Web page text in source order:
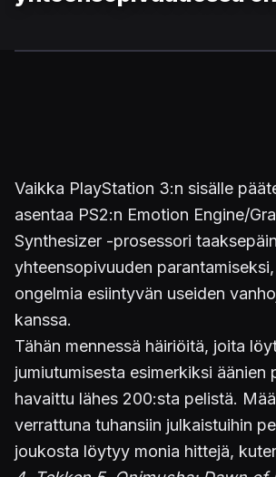
Vaikka PlayStation 3:n sisälle
asentaa PS2:n Emotion Engine/
Synthesizer -prosessori taaksepäin
yhteensopivuuden
ongelmia esiintyvän useiden
kanssa.
Tähän mennessä häiriöitä, joita
jumiutumisesta esimerkiksi äänien
havaittu lähes 200:sta pelistä.
verrattuna tuhansiin julkaistuihin
joukosta löytyy monia hittejä,